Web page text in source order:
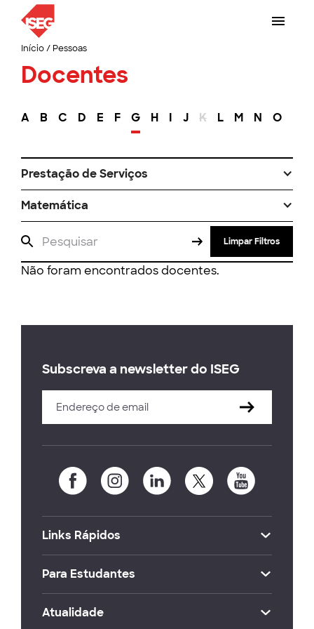
Início/ Pessoas
Docentes
A B C D E F G H I J K L M N O
Prestação de Serviços
Matemática
Limpar Filtros
Não foram encontrados docentes.
Subscreva a newsletter do ISEG
Links Rápidos
Para Estudantes
Atualidade